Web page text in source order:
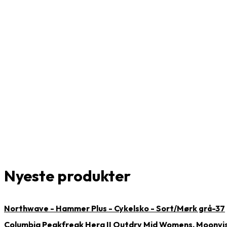
Nyeste produkter
Northwave - Hammer Plus - Cykelsko - Sort/Mørk grå-37
Columbia Peakfreak Hera II Outdry Mid Womens,